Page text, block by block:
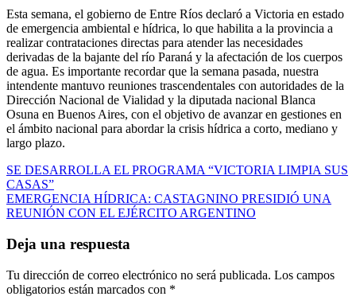
Esta semana, el gobierno de Entre Ríos declaró a Victoria en estado
de emergencia ambiental e hídrica, lo que habilita a la provincia a
realizar contrataciones directas para atender las necesidades
derivadas de la bajante del río Paraná y la afectación de los cuerpos
de agua. Es importante recordar que la semana pasada, nuestra
intendente mantuvo reuniones trascendentales con autoridades de la
Dirección Nacional de Vialidad y la diputada nacional Blanca
Osuna en Buenos Aires, con el objetivo de avanzar en gestiones en
el ámbito nacional para abordar la crisis hídrica a corto, mediano y
largo plazo.
Navegación
de
entradas
SE DESARROLLA EL PROGRAMA “VICTORIA LIMPIA SUS
CASAS”
EMERGENCIA HÍDRICA: CASTAGNINO PRESIDIÓ UNA
REUNIÓN CON EL EJÉRCITO ARGENTINO
Deja una respuesta
Tu dirección de correo electrónico no será publicada. Los campos
obligatorios están marcados con *